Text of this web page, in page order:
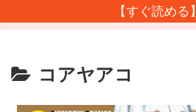
【すぐ読める】
コアヤアコ